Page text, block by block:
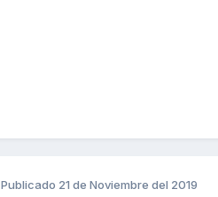
Publicado 21 de Noviembre del 2019